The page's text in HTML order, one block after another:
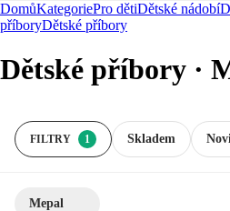
DomůKategoriePro dětiDětské nádobí
příboryDětské příbory
Dětské příbory ·
FILTRY 1 Skladem
Mepal